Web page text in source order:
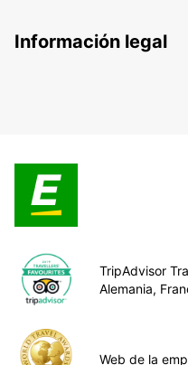
Información legal
TripAdvisor
Alemania,
Web de la